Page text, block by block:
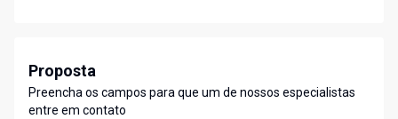
Proposta
Preencha os campos para que um de nossos especialistas
entre em contato